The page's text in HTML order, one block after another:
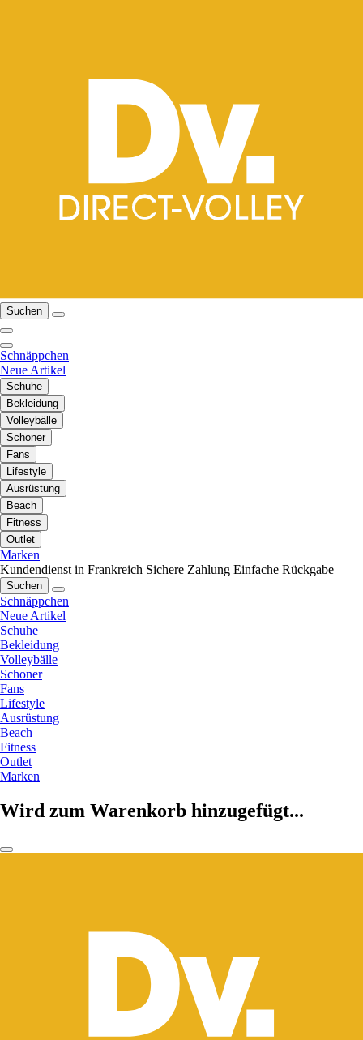
Suchen
Schnäppchen
Neue Artikel
Schuhe
Bekleidung
Volleybälle
Schoner
Fans
Lifestyle
Ausrüstung
Beach
Fitness
Outlet
Marken
Kundendienst in Frankreich Sichere Zahlung Einfache Rückgabe
Suchen
Schnäppchen
Neue Artikel
Schuhe
Bekleidung
Volleybälle
Schoner
Fans
Lifestyle
Ausrüstung
Beach
Fitness
Outlet
Marken
Wird zum Warenkorb hinzugefügt...